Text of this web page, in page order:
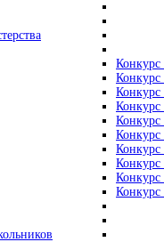
Конкурс
Конкурс
Конкурс
Конкурс
Конкурс
Конкурс
Конкурс
Конкурс
Конкурс
Конкурс